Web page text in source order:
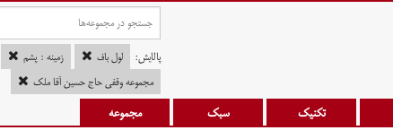
پالایش: لول باف
زمینه : پشم
مجموعه وقفی حاج حسین آقا ملک
تکنیک سبک مجموعه